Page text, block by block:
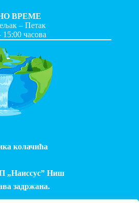
ВРЕМЕ
– Петак
15:00 часова
колачића
„Наиссус” Ниш
задржана.